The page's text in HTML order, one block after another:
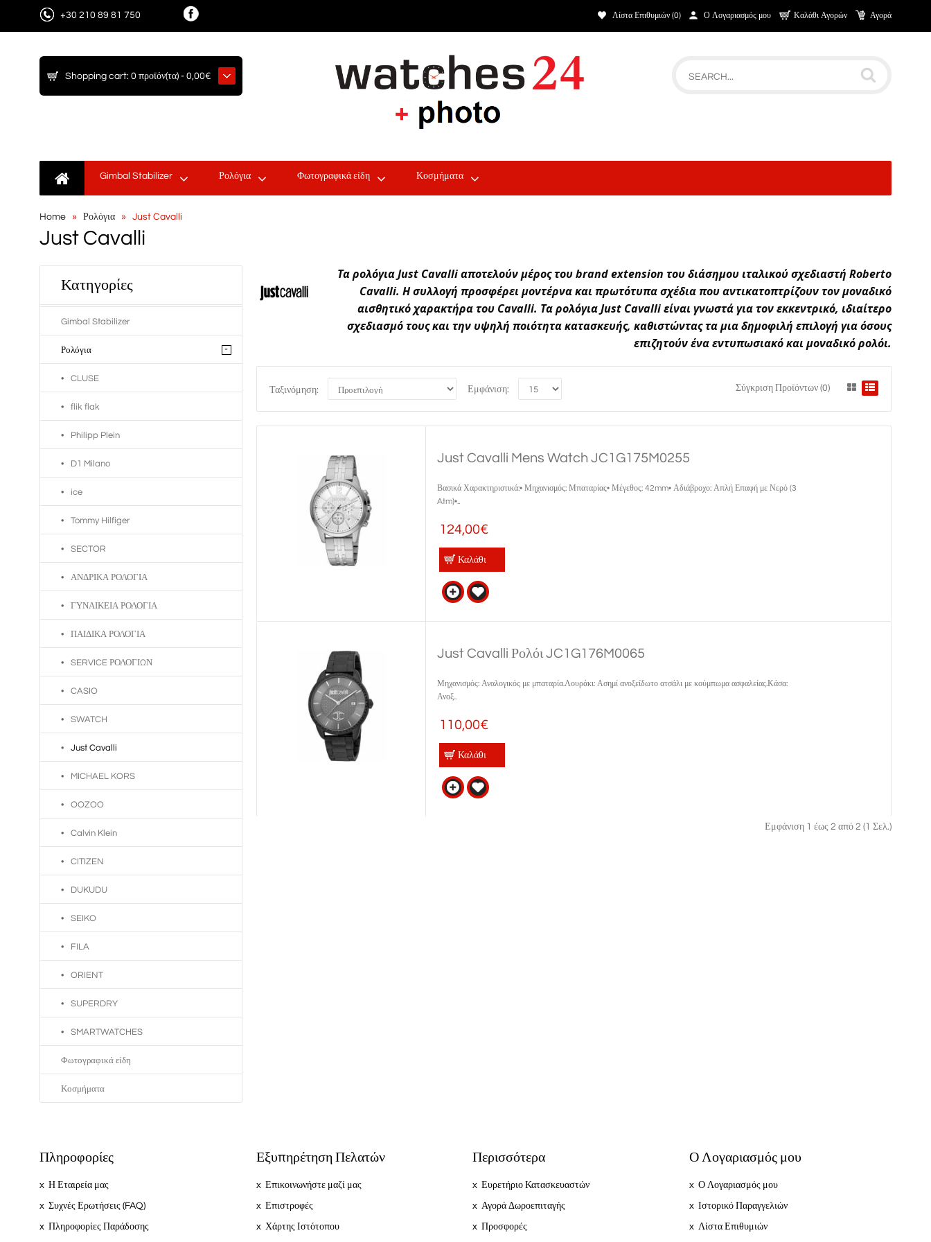
+30 210 89 81 750 Λίστα Επιθυμιών (0) Ο Λογαριασμός μου Καλάθι Αγορών Αγορά
Shopping cart: 0 προϊόν(τα) - 0,00€
Gimbal Stabilizer Ρολόγια Φωτογραφικά είδη Κοσμήματα
Home Ρολόγια Just Cavalli
Just Cavalli
Κατηγορίες
Gimbal Stabilizer
Ρολόγια -
CLUSE
flik flak
Philipp Plein
D1 Milano
ice
Tommy Hilfiger
SECTOR
ΑΝΔΡΙΚΑ ΡΟΛΟΓΙΑ
ΓΥΝΑΙΚΕΙΑ ΡΟΛΟΓΙΑ
ΠΑΙΔΙΚΑ ΡΟΛΟΓΙΑ
SERVICE ΡΟΛΟΓΙΩΝ
CASIO
SWATCH
Just Cavalli
MICHAEL KORS
OOZOO
Calvin Klein
CITIZEN
DUKUDU
SEIKO
FILA
ORIENT
SUPERDRY
SMARTWATCHES
Φωτογραφικά είδη
Κοσμήματα
Τα ρολόγια Just Cavalli αποτελούν μέρος του brand extension του διάσημου ιταλικού σχεδιαστή Roberto
Cavalli. Η συλλογή προσφέρει μοντέρνα και πρωτότυπα σχέδια που αντικατοπτρίζουν τον μοναδικό
αισθητικό χαρακτήρα του Cavalli. Τα ρολόγια Just Cavalli είναι γνωστά για τον εκκεντρικό, ιδιαίτερο
σχεδιασμό τους και την υψηλή ποιότητα κατασκευής, καθιστώντας τα μια δημοφιλή επιλογή για όσους
επιζητούν ένα εντυπωσιακό και μοναδικό ρολόι.
Σύγκριση Προϊόντων (0)
Ταξινόμηση: Εμφάνιση:
Just Cavalli Mens Watch JC1G175M0255
Βασικά Χαρακτηριστικά:• Μηχανισμός: Μπαταρίας• Μέγεθος: 42mm• Αδιάβροχο: Απλή Επαφή με Νερό (3
Atm)•..
124,00€
Καλάθι
Just Cavalli Ρολόι JC1G176M0065
Μηχανισμός: Αναλογικός με μπαταρία.Λουράκι: Ασημί ανοξείδωτο ατσάλι με κούμπωμα ασφαλείας.Κάσα:
Ανοξ..
110,00€
Καλάθι
Εμφάνιση 1 έως 2 από 2 (1 Σελ.)
Πληροφορίες
Η Εταιρεία μας
Συχνές Ερωτήσεις (FAQ)
Πληροφορίες Παράδοσης
Εξυπηρέτηση Πελατών
Επικοινωνήστε μαζί μας
Επιστροφές
Χάρτης Ιστότοπου
Περισσότερα
Ευρετήριο Κατασκευαστών
Αγορά Δωροεπιταγής
Προσφορές
Ο Λογαριασμός μου
Ο Λογαριασμός μου
Ιστορικό Παραγγελιών
Λίστα Επιθυμιών